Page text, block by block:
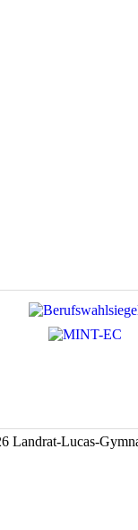
Landrat-Lucas-